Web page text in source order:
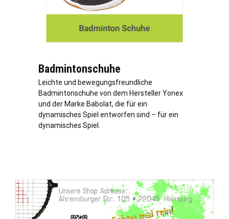
Badmintonschuhe
Leichte und bewegungsfreundliche
Badmintonschuhe von dem Hersteller Yonex
und der Marke Babolat, die für ein
dynamisches Spiel entworfen sind – für ein
dynamisches Spiel.